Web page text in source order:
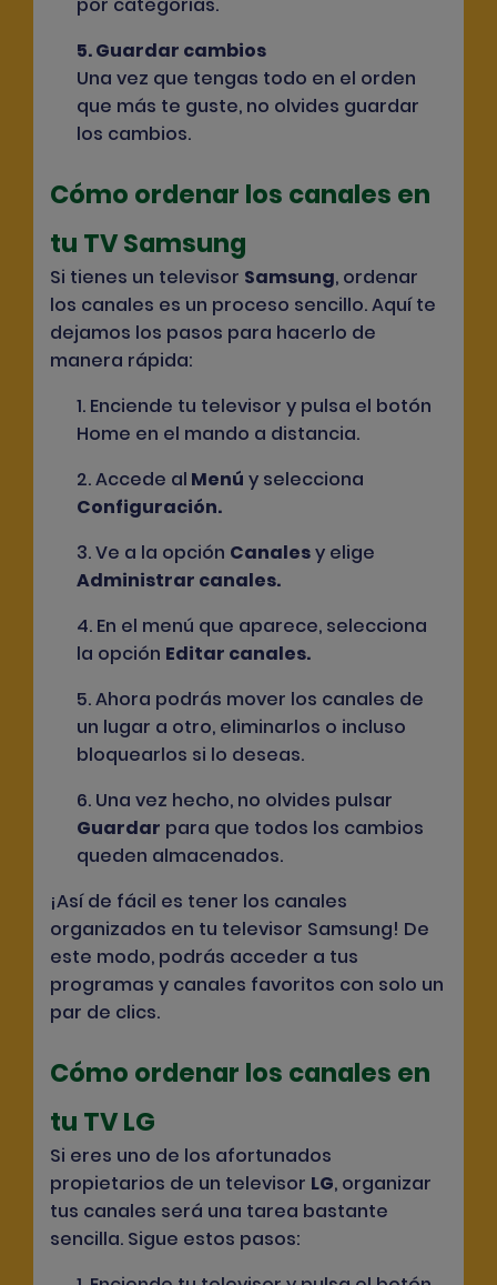
por categorías.
5. Guardar cambios
Una vez que tengas todo en el orden
que más te guste, no olvides guardar
los cambios.
Cómo ordenar los canales en
tu TV Samsung
Si tienes un televisor Samsung, ordenar
los canales es un proceso sencillo. Aquí te
dejamos los pasos para hacerlo de
manera rápida:
1. Enciende tu televisor y pulsa el botón
Home en el mando a distancia.
2. Accede al Menú y selecciona
Configuración.
3. Ve a la opción Canalesy elige
Administrar canales.
4. En el menú que aparece, selecciona
la opción Editar canales.
5. Ahora podrás mover los canales de
un lugar a otro, eliminarlos o incluso
bloquearlos si lo deseas.
6. Una vez hecho, no olvides pulsar
Guardar para que todos los cambios
queden almacenados.
¡Así de fácil es tener los canales
organizados en tu televisor Samsung! De
este modo, podrás acceder a tus
programas y canales favoritos con solo un
par de clics.
Cómo ordenar los canales en
tu TV LG
Si eres uno de los afortunados
propietarios de un televisor LG, organizar
tus canales será una tarea bastante
sencilla. Sigue estos pasos: